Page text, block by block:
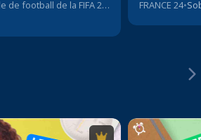
M6+ - Coupe du Monde de football de la FIFA 2026™
FRANCE 24•